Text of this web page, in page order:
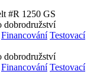
#R 1250 GS
Financování Testovací
Financování Testovací